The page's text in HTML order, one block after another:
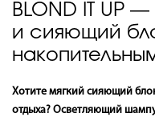
BLOND IT UP
и сияющий
Хотите мягкий сияющий
отдыха? Осветляющий